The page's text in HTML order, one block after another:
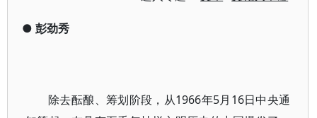
● 彭劲秀
除去酝酿、筹划阶段，从1966年5月16日中央通